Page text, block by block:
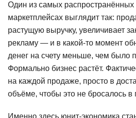
Один из самых распространённых
маркетплейсах выглядит так:
растущую выручку, увеличивает
рекламу — и в какой-то момент
денег на счету меньше, чем было
Формально бизнес растёт.
на каждой продаже, просто в
объёме, чтобы это не бросалось в
Именно здесь юнит-экономика